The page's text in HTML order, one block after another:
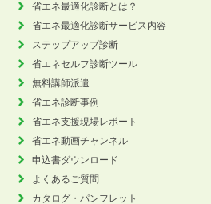
省エネ最適化診断とは？
省エネ最適化診断サービス内容
ステップアップ診断
省エネセルフ診断ツール
無料講師派遣
省エネ診断事例
省エネ支援現場レポート
省エネ動画チャンネル
申込書ダウンロード
よくあるご質問
カタログ・パンフレット